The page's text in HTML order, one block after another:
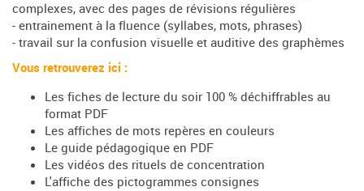
complexes, avec des pages de révisions régulières
- entrainement à la fluence (syllabes, mots, phrases)
- travail sur la confusion visuelle et auditive des graphèmes
Vous retrouverez ici :
Les fiches de lecture du soir 100 % déchiffrables au
format PDF
Les affiches de mots repères en couleurs
Le guide pédagogique en PDF
Les vidéos des rituels de concentration
L'affiche des pictogrammes consignes